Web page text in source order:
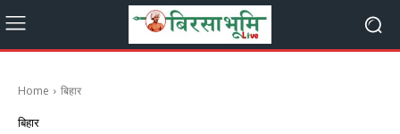
Home बिहार
बिहार